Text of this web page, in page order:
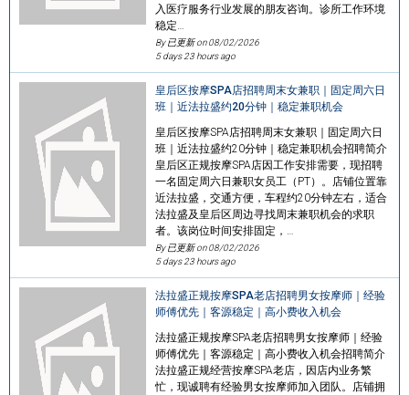
入医疗服务行业发展的朋友咨询。诊所工作环境
稳定…
By 已更新 on08/02/2026
5 days 23 hours ago
皇后区按摩SPA店招聘周末女兼职｜固定周六日
班｜近法拉盛约20分钟｜稳定兼职机会
皇后区按摩SPA店招聘周末女兼职｜固定周六日
班｜近法拉盛约20分钟｜稳定兼职机会招聘简介
皇后区正规按摩SPA店因工作安排需要，现招聘
一名固定周六日兼职女员工（PT）。店铺位置靠
近法拉盛，交通方便，车程约20分钟左右，适合
法拉盛及皇后区周边寻找周末兼职机会的求职
者。该岗位时间安排固定，…
By 已更新 on08/02/2026
5 days 23 hours ago
法拉盛正规按摩SPA老店招聘男女按摩师｜经验
师傅优先｜客源稳定｜高小费收入机会
法拉盛正规按摩SPA老店招聘男女按摩师｜经验
师傅优先｜客源稳定｜高小费收入机会招聘简介
法拉盛正规经营按摩SPA老店，因店内业务繁
忙，现诚聘有经验男女按摩师加入团队。店铺拥